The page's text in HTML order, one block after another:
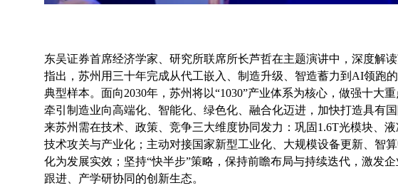
东吴证券首席经济学家、研究所联席所长芦哲在主题演讲中，深度解
指出，苏州用三十年完成从代工嵌入、制造升级、智造蓄力到 AI领跑
典型样本。面向2030年，苏州将以“1030”产业体系为核心，做强十大
牵引制造业向高端化、智能化、绿色化、融合化迈进，加快打造具有
来苏州需在技术、政策、竞争三大维度协同发力：巩固1.6T光模块、
技术攻关与产业化；主动对接国家新型工业化、大规模设备更新、智
化为发展实效；坚持“快半步”策略，保持前瞻布局与持续迭代，激发
跟进、产学研协同的创新生态。